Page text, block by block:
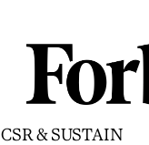
CSR & SUSTAIN